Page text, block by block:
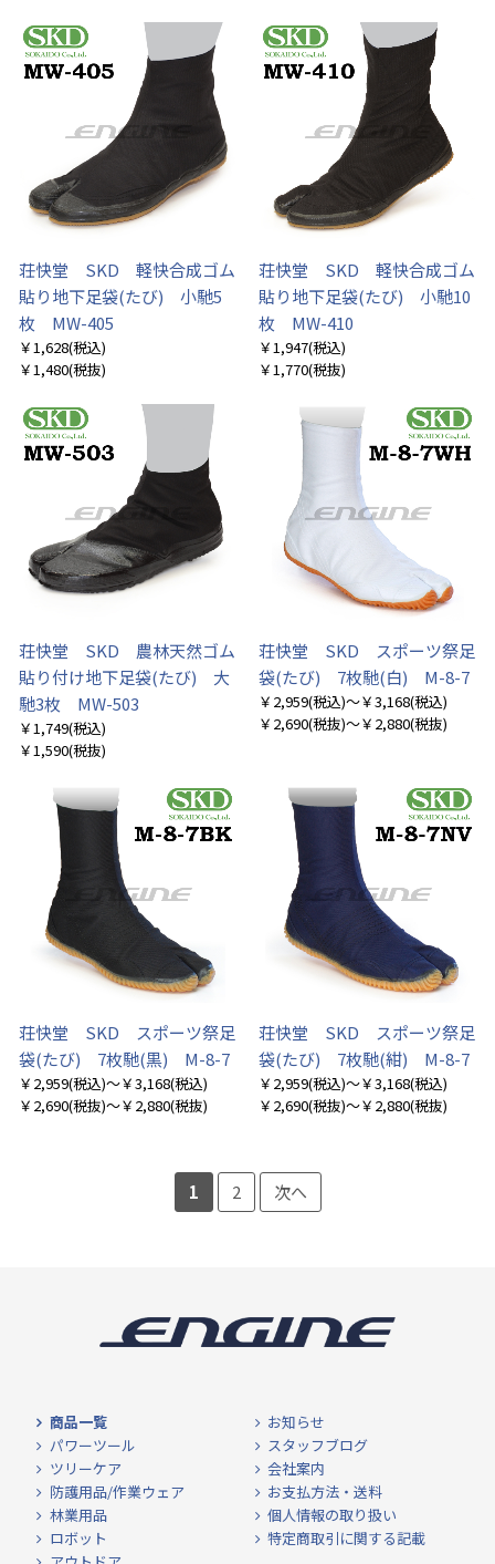
荘快堂 SKD 軽快合成ゴム
貼り地下足袋(たび) 小馳5
枚 MW-405
￥1,628(税込)
￥1,480(税抜)
荘快堂 SKD 軽快合成ゴム
貼り地下足袋(たび) 小馳10
枚 MW-410
￥1,947(税込)
￥1,770(税抜)
荘快堂 SKD 農林天然ゴム
貼り付け地下足袋(たび) 大
馳3枚 MW-503
￥1,749(税込)
￥1,590(税抜)
荘快堂 SKD スポーツ祭足
袋(たび) 7枚馳(白) M-8-7
￥2,959(税込)～￥3,168(税込)
￥2,690(税抜)～￥2,880(税抜)
荘快堂 SKD スポーツ祭足
袋(たび) 7枚馳(黒) M-8-7
￥2,959(税込)～￥3,168(税込)
￥2,690(税抜)～￥2,880(税抜)
荘快堂 SKD スポーツ祭足
袋(たび) 7枚馳(紺) M-8-7
￥2,959(税込)～￥3,168(税込)
￥2,690(税抜)～￥2,880(税抜)
1 2 次へ
商品一覧
パワーツール
ツリーケア
防護用品/作業ウェア
林業用品
ロボット
お知らせ
スタッフブログ
会社案内
お支払方法・送料
個人情報の取り扱い
特定商取引に関する記載